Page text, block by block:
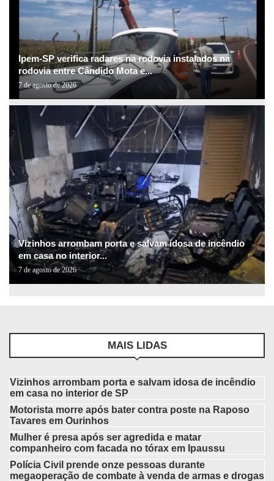
Ipem-SP verifica radares na rodovia instalados na
rodovia entre Cândido Mota e...
7 de agosto de 2026
Vizinhos arrombam porta e salvam idosa de incêndio
em casa no interior...
7 de agosto de 2026
MAIS LIDAS
Vizinhos arrombam porta e salvam idosa de incêndio
em casa no interior de SP
Motorista morre após bater contra poste na Raposo
Tavares em Ourinhos
Mulher é presa após ser agredida e matar
companheiro com facada no tórax em Ipaussu
Polícia Civil prende onze pessoas durante
megaoperação de combate à venda de armas e drogas